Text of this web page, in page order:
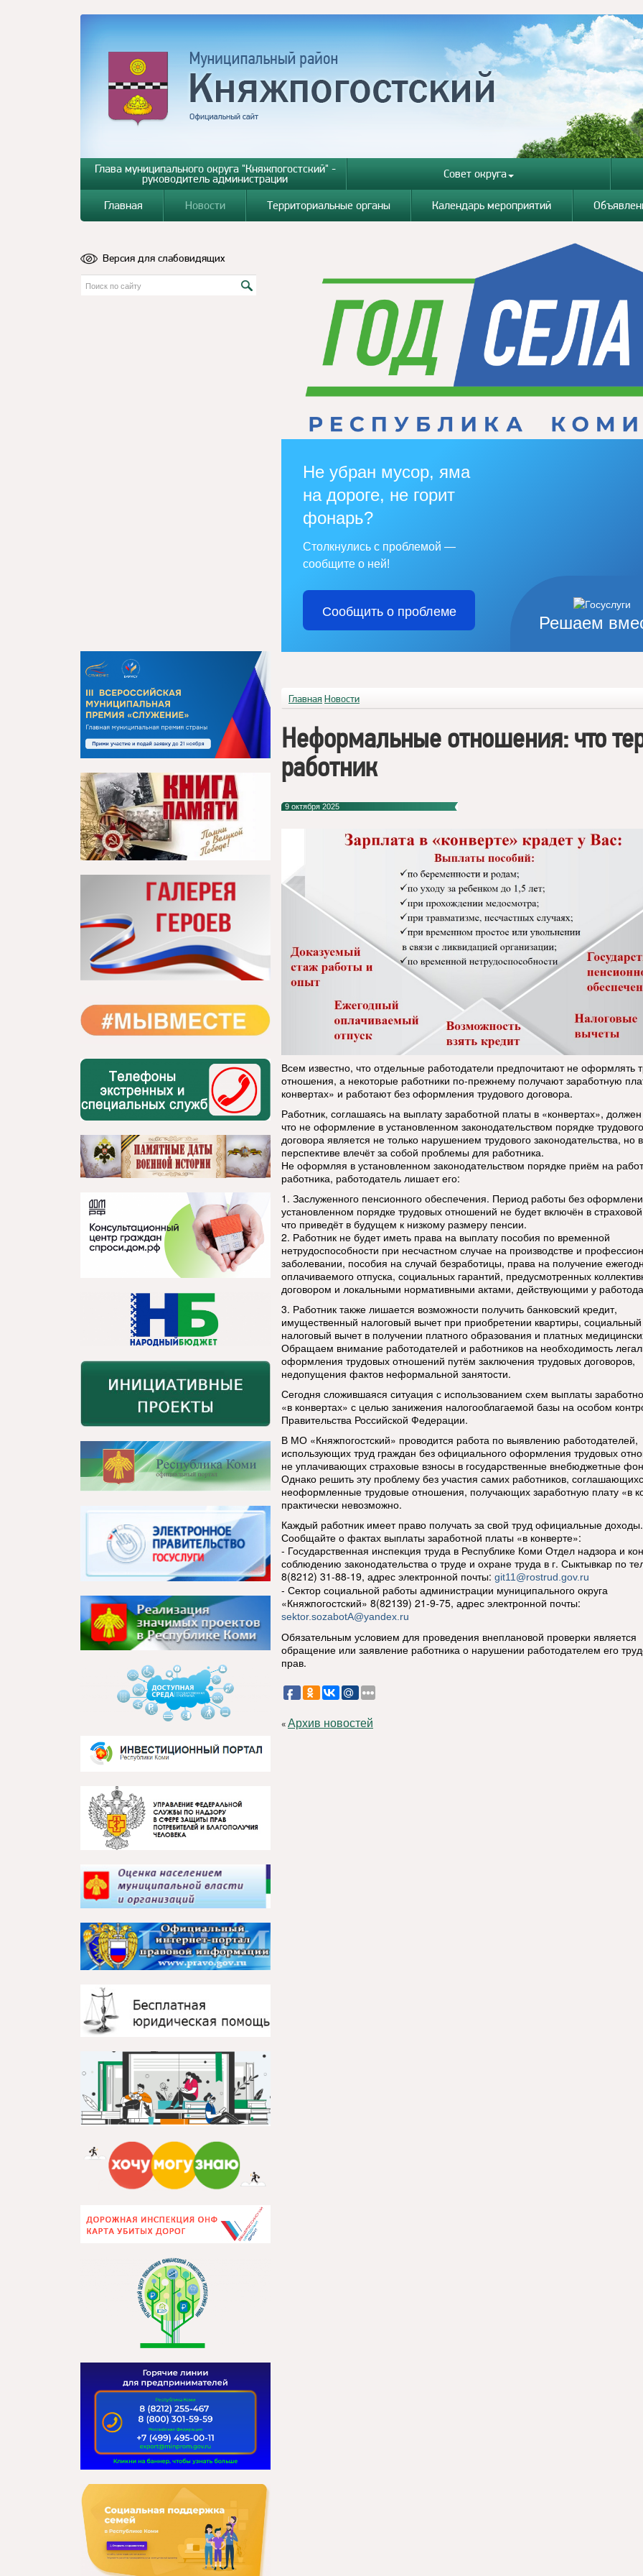
Глава муниципального округа "Княжпогостский" -
руководитель администрации Совет округа
Главная Новости Территориальные органы Календарь мероприятий
Версия для слабовидящих
Решаем
Не убран мусор, яма
на дороге, не горит
фонарь?
Столкнулись с проблемой —
сообщите о ней!
Сообщить о проблеме
Главная Новости
Неформальные отношения: что
работник
9 октября 2025
Всем известно, что отдельные работодатели предпочитают не оформлять
отношения, а некоторые работники по-прежнему получают заработную
конвертах» и работают без оформления трудового договора.
Работник, соглашаясь на выплату заработной платы в «конвертах»,
что не оформление в установленном законодательством порядке трудового
договора является не только нарушением трудового законодательства, но в
перспективе влечёт за собой проблемы для работника.
Не оформляя в установленном законодательством порядке приём на
работника, работодатель лишает его:
1. Заслуженного пенсионного обеспечения. Период работы без
установленном порядке трудовых отношений не будет включён в
что приведёт в будущем к низкому размеру пенсии.
2. Работник не будет иметь права на выплату пособия по временной
нетрудоспособности при несчастном случае на производстве и
заболевании, пособия на случай безработицы, права на получение
оплачиваемого отпуска, социальных гарантий, предусмотренных
договором и локальными нормативными актами, действующими у
3. Работник также лишается возможности получить банковский кредит,
имущественный налоговый вычет при приобретении квартиры, социальный
налоговый вычет в получении платного образования и платных
Обращаем внимание работодателей и работников на необходимость
оформления трудовых отношений путём заключения трудовых договоров,
недопущения фактов неформальной занятости.
Сегодня сложившаяся ситуация с использованием схем выплаты
«в конвертах» с целью занижения налогооблагаемой базы на особом
Правительства Российской Федерации.
В МО «Княжпогостский» проводится работа по выявлению работодателей,
использующих труд граждан без официального оформления трудовых
не уплачивающих страховые взносы в государственные внебюджетные
Однако решить эту проблему без участия самих работников,
неоформленные трудовые отношения, получающих заработную плату «в
практически невозможно.
Каждый работник имеет право получать за свой труд официальные доходы.
Сообщайте о фактах выплаты заработной платы «в конверте»:
- Государственная инспекция труда в Республике Коми Отдел надзора и
соблюдению законодательства о труде и охране труда в г. Сыктывкар по
8(8212) 31-88-19, адрес электронной почты: git11@rostrud.gov.ru
- Сектор социальной работы администрации муниципального округа
«Княжпогостский» 8(82139) 21-9-75, адрес электронной почты:
sektor.sozabotA@yandex.ru
Обязательным условием для проведения внеплановой проверки является
обращение или заявление работника о нарушении работодателем его
прав.
«Архив новостей